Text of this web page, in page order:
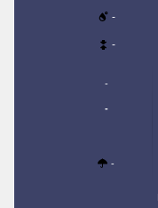
-
-
-
-
-